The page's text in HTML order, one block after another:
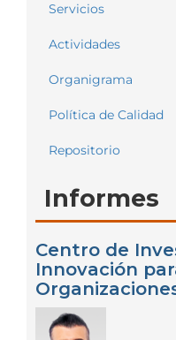
Servicios
Actividades
Organigrama
Política de Calidad
Repositorio
Informes
Centro de
Innovación